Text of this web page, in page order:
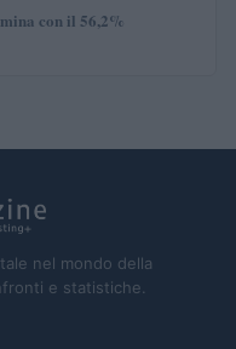
con il 56,2%
nel mondo della
e statistiche.